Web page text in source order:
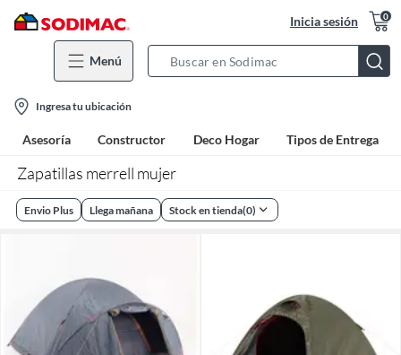
Inicia sesión 0
Menú
Bar
location-
icon
Ingresa tu ubicación
Asesoría Constructor Deco Hogar Tipos de Entrega
Zapatillas merrell mujer
Envio Plus Llega mañana Stock en tienda(0)